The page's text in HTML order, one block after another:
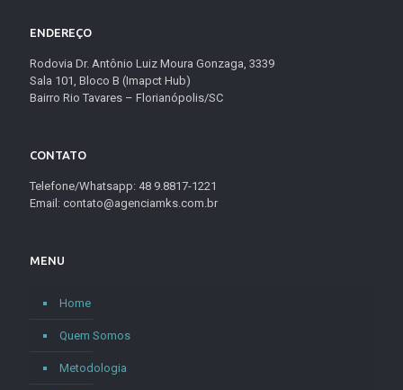
ENDEREÇO
Rodovia Dr. Antônio Luiz Moura Gonzaga, 3339
Sala 101, Bloco B (Imapct Hub)
Bairro Rio Tavares – Florianópolis/SC
CONTATO
Telefone/Whatsapp: 48 9.8817-1221
Email: contato@agenciamks.com.br
MENU
Home
Quem Somos
Metodologia